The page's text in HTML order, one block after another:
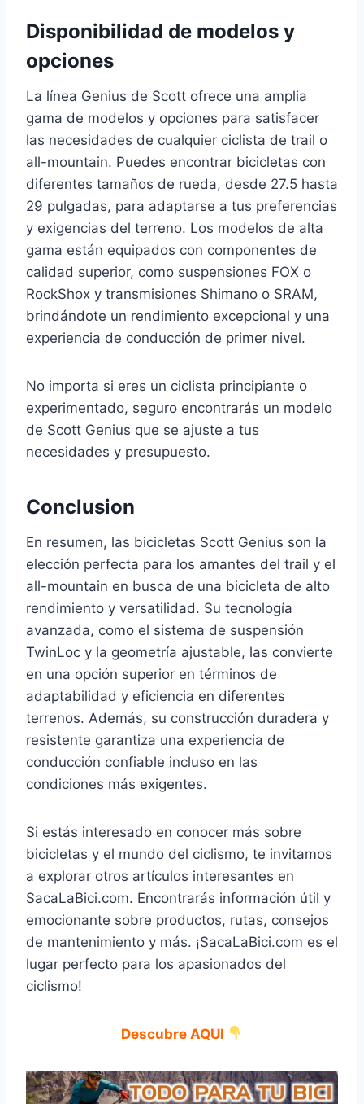
Disponibilidad de modelos y
opciones
La línea Genius de Scott ofrece una amplia
gama de modelos y opciones para satisfacer
las necesidades de cualquier ciclista de trail o
all-mountain. Puedes encontrar bicicletas con
diferentes tamaños de rueda, desde 27.5 hasta
29 pulgadas, para adaptarse a tus preferencias
y exigencias del terreno. Los modelos de alta
gama están equipados con componentes de
calidad superior, como suspensiones FOX o
RockShox y transmisiones Shimano o SRAM,
brindándote un rendimiento excepcional y una
experiencia de conducción de primer nivel.
No importa si eres un ciclista principiante o
experimentado, seguro encontrarás un modelo
de Scott Genius que se ajuste a tus
necesidades y presupuesto.
Conclusion
En resumen, las bicicletas Scott Genius son la
elección perfecta para los amantes del trail y el
all-mountain en busca de una bicicleta de alto
rendimiento y versatilidad. Su tecnología
avanzada, como el sistema de suspensión
TwinLoc y la geometría ajustable, las convierte
en una opción superior en términos de
adaptabilidad y eficiencia en diferentes
terrenos. Además, su construcción duradera y
resistente garantiza una experiencia de
conducción confiable incluso en las
condiciones más exigentes.
Si estás interesado en conocer más sobre
bicicletas y el mundo del ciclismo, te invitamos
a explorar otros artículos interesantes en
SacaLaBici.com. Encontrarás información útil y
emocionante sobre productos, rutas, consejos
de mantenimiento y más. ¡SacaLaBici.com es el
lugar perfecto para los apasionados del
ciclismo!
Descubre AQUI